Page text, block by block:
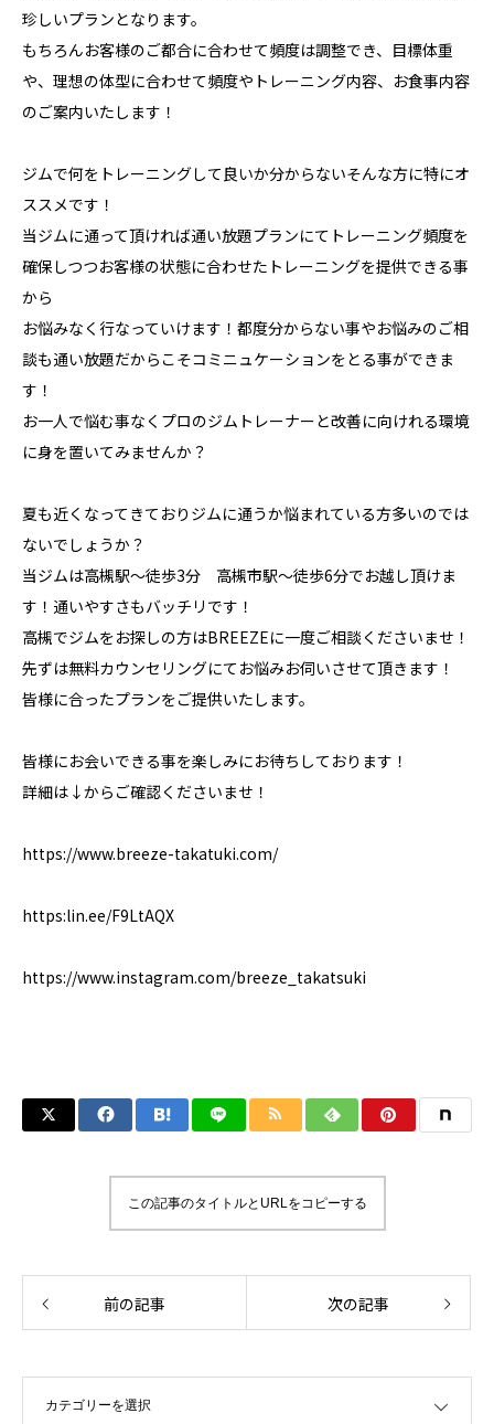
珍しいプランとなります。
もちろんお客様のご都合に合わせて頻度は調整でき、目標体重
や、理想の体型に合わせて頻度やトレーニング内容、お食事内容
のご案内いたします！
ジムで何をトレーニングして良いか分からないそんな方に特にオ
ススメです！
当ジムに通って頂ければ通い放題プランにてトレーニング頻度を
確保しつつお客様の状態に合わせたトレーニングを提供できる事
から
お悩みなく行なっていけます！都度分からない事やお悩みのご相
談も通い放題だからこそコミニュケーションをとる事ができま
す！
お一人で悩む事なくプロのジムトレーナーと改善に向けれる環境
に身を置いてみませんか？
夏も近くなってきておりジムに通うか悩まれている方多いのでは
ないでしょうか？
当ジムは高槻駅〜徒歩3分 高槻市駅〜徒歩6分でお越し頂けま
す！通いやすさもバッチリです！
高槻でジムをお探しの方はBREEZEに一度ご相談くださいませ！
先ずは無料カウンセリングにてお悩みお伺いさせて頂きます！
皆様に合ったプランをご提供いたします。
皆様にお会いできる事を楽しみにお待ちしております！
詳細は↓からご確認くださいませ！
https://www.breeze-takatuki.com/
https:lin.ee/F9LtAQX
https://www.instagram.com/breeze_takatsuki
この記事のタイトルとURLをコピーする
前の記事 次の記事